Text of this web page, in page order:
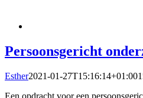
Persoonsgericht
Esther2021-01-27T15:16:14+01:00
Een opdracht voor een